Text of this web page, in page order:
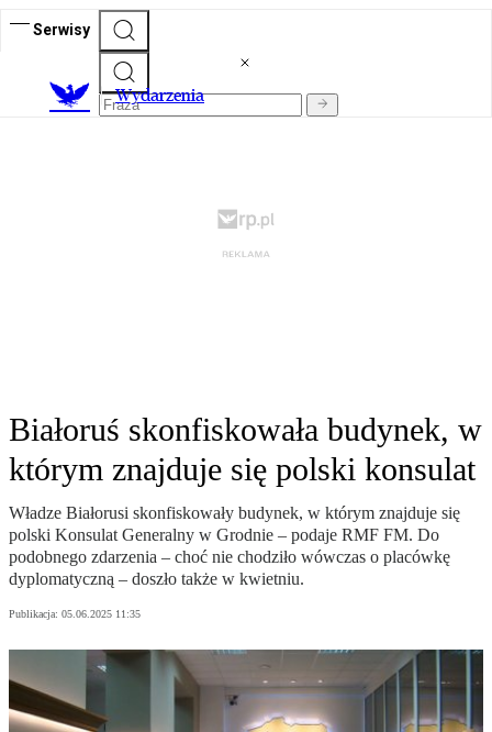
Serwisy
Wydarzenia
Białoruś skonfiskowała budynek, w
którym znajduje się polski konsulat
Władze Białorusi skonfiskowały budynek, w którym znajduje się
polski Konsulat Generalny w Grodnie – podaje RMF FM. Do
podobnego zdarzenia – choć nie chodziło wówczas o placówkę
dyplomatyczną – doszło także w kwietniu.
Publikacja: 05.06.2025 11:35